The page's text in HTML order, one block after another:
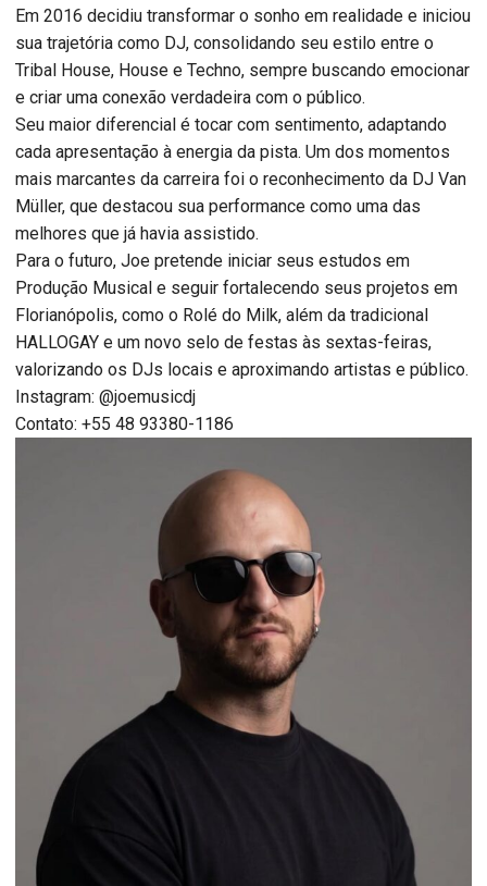
Em 2016 decidiu transformar o sonho em realidade e iniciou
sua trajetória como DJ, consolidando seu estilo entre o
Tribal House, House e Techno, sempre buscando emocionar
e criar uma conexão verdadeira com o público.
Seu maior diferencial é tocar com sentimento, adaptando
cada apresentação à energia da pista. Um dos momentos
mais marcantes da carreira foi o reconhecimento da DJ Van
Müller, que destacou sua performance como uma das
melhores que já havia assistido.
Para o futuro, Joe pretende iniciar seus estudos em
Produção Musical e seguir fortalecendo seus projetos em
Florianópolis, como o Rolé do Milk, além da tradicional
HALLOGAY e um novo selo de festas às sextas-feiras,
valorizando os DJs locais e aproximando artistas e público.
Instagram: @joemusicdj
Contato: +55 48 93380-1186